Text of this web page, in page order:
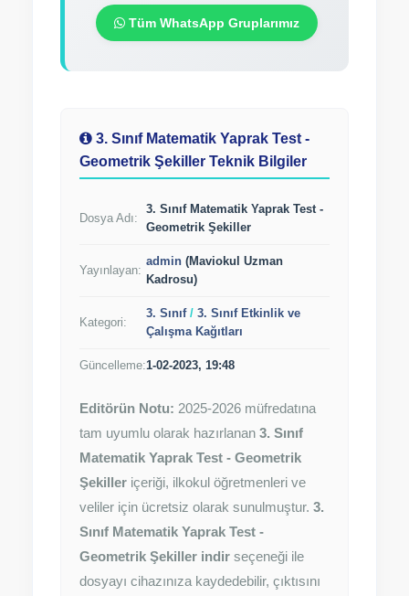
Tüm WhatsApp Gruplarımız
3. Sınıf Matematik Yaprak Test -
Geometrik Şekiller Teknik Bilgiler
Dosya Adı:
3. Sınıf Matematik Yaprak Test -
Geometrik Şekiller
Yayınlayan:
admin (Maviokul Uzman
Kadrosu)
Kategori:
3. Sınıf/ 3. Sınıf Etkinlik ve
Çalışma Kağıtları
Güncelleme:1-02-2023, 19:48
Editörün Notu: 2025-2026 müfredatına
tam uyumlu olarak hazırlanan 3. Sınıf
Matematik Yaprak Test - Geometrik
Şekiller içeriği, ilkokul öğretmenleri ve
veliler için ücretsiz olarak sunulmuştur. 3.
Sınıf Matematik Yaprak Test -
Geometrik Şekiller indir seçeneği ile
dosyayı cihazınıza kaydedebilir, çıktısını